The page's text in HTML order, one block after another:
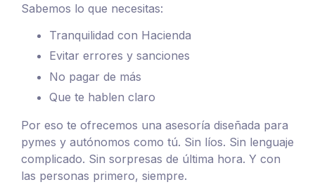
Sabemos lo que necesitas:
Tranquilidad con Hacienda
Evitar errores y sanciones
No pagar de más
Que te hablen claro
Por eso te ofrecemos una asesoría diseñada para
pymes y autónomos como tú. Sin líos. Sin lenguaje
complicado. Sin sorpresas de última hora. Y con
las personas primero, siempre.